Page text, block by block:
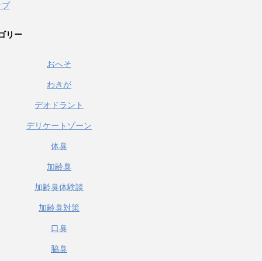
プ
リー
おへそ
わきが
デオドラント
デリケートゾーン
体臭
加齢臭
加齢臭体験談
加齢臭対策
口臭
脇臭